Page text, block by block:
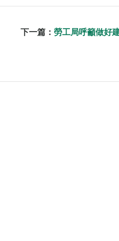
下一篇： 勞工局呼籲做好